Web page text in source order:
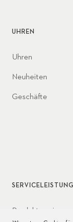
UHREN
Uhren
Neuheiten
Geschäfte
Produktservice